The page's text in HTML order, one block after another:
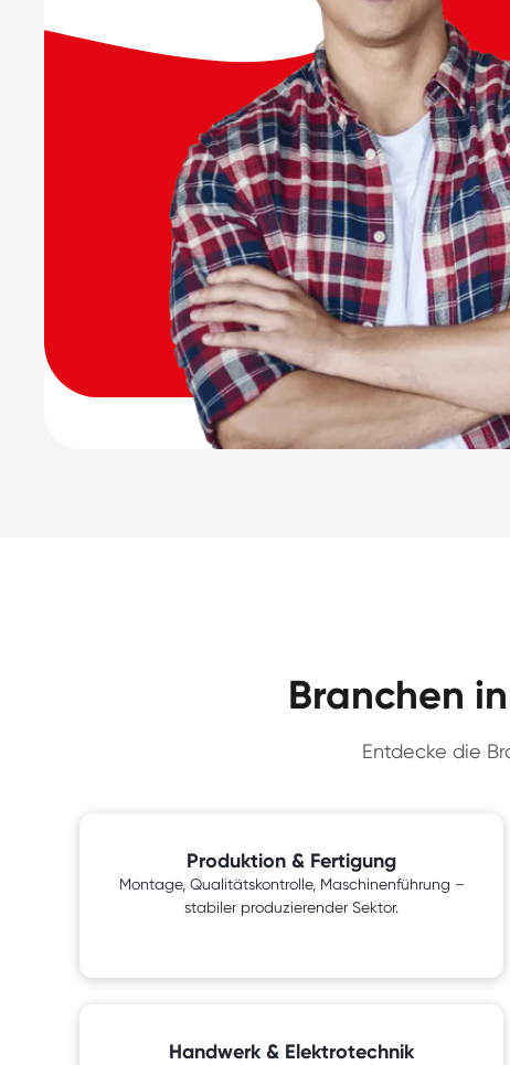
Branchen
Entdecke die
Produktion & Fertigung
Montage, Qualitätskontrolle, Maschinenführung –
stabiler produzierender Sektor.
Handwerk & Elektrotechnik